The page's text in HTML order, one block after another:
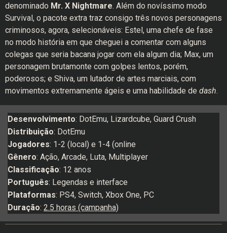
denominado Mr. X Nightmare. Além do novíssimo modo
Survival, o pacote extra traz consigo três novos personagens
criminosos, agora, selecionáveis: Estel, uma chefe de fase
no modo história em que cheguei a comentar com alguns
colegas que seria bacana jogar com ela algum dia; Max, um
personagem brutamonte com golpes lentos, porém,
poderosos; e Shiva, um lutador de artes marciais, com
movimentos extremamente ágeis e uma habilidade de dash.
Desenvolvimento: DotEmu, Lizardcube, Guard Crush
Distribuição: DotEmu
Jogadores: 1-2 (local) e 1-4 (online
Gênero: Ação, Arcade, Luta, Multiplayer
Classificação: 12 anos
Português: Legendas e interface
Plataformas: PS4, Switch, Xbox One, PC
Duração: 2.5 horas (campanha)